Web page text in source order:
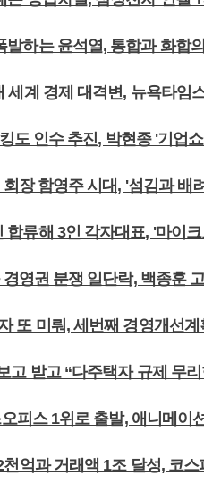
발하는 윤석열, 통합과 화합
세계 경제 대격변, 뉴욕타임
도 인수 추진, 박현종 '기업
장 함영주 시대, '섬김과 배
합류해 3인 각자대표, '마이
영권 분쟁 일단락, 백종훈
또 미뤄, 세번째 경영개선
고 받고 “다주택자 규제 무
피스 1위로 출발, 애니메이
억과 거래액 1조 달성, 코